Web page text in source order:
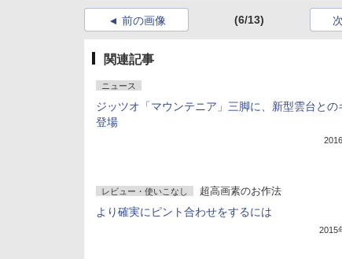
前の画像 (6/13)
関連記事
ニュース
ジッツオ「マウンテニア」三脚に、新型雲台との
登場
レビュー・使いこなし 超高画素のお作法
より確実にピント合わせをするには
2015